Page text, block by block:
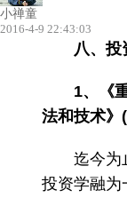
小禅童
2016-4-9 22:43:03
八、投
1、《
法和技术》
迄今为止
投资学融为